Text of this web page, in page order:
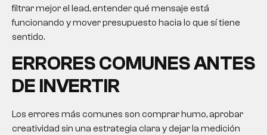
filtrar mejor el lead, entender qué mensaje está
funcionando y mover presupuesto hacia lo que sí tiene
sentido.
ERRORES COMUNES ANTES
DE INVERTIR
Los errores más comunes son comprar humo, aprobar
creatividad sin una estrategia clara y dejar la medición